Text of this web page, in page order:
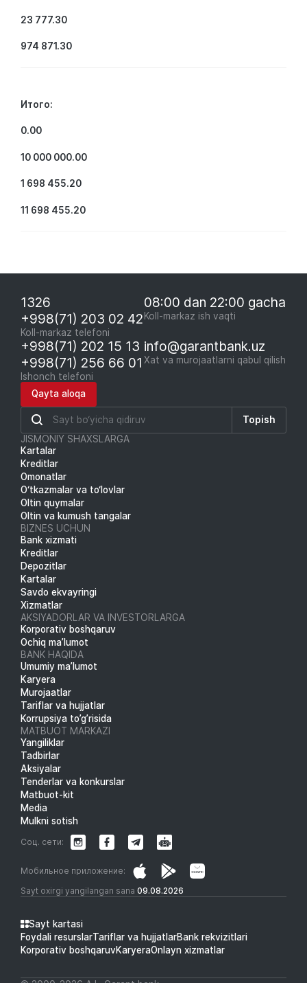
23 777.30
974 871.30
Итого:
0.00
10 000 000.00
1 698 455.20
11 698 455.20
1326
+998(71) 203 02 42
Koll-markaz telefoni
08:00 dan 22:00 gacha
Koll-markaz ish vaqti
+998(71) 202 15 13
+998(71) 256 66 01
Ishonch telefoni
info@garantbank.uz
Xat va murojaatlarni qabul qilish
Qayta aloqa
Topish
JISMONIY SHAXSLARGA
Kartalar
Kreditlar
Omonatlar
O‘tkazmalar va to‘lovlar
Oltin quymalar
Oltin va kumush tangalar
BIZNES UCHUN
Bank xizmati
Kreditlar
Depozitlar
Kartalar
Savdo ekvayringi
Xizmatlar
AKSIYADORLAR VA INVESTORLARGA
Korporativ boshqaruv
Ochiq ma’lumot
BANK HAQIDA
Umumiy ma’lumot
Karyera
Murojaatlar
Tariflar va hujjatlar
Korrupsiya to’g’risida
MATBUOT MARKAZI
Yangiliklar
Tadbirlar
Aksiyalar
Tenderlar va konkurslar
Matbuot-kit
Media
Mulkni sotish
Sayt oxirgi yangilangan sana 09.08.2026
Мобильное приложение:
Соц. сети:
Sayt kartasi
Foydali resurslarTariflar va hujjatlarBank rekvizitlari
Korporativ boshqaruvKaryeraOnlayn xizmatlar